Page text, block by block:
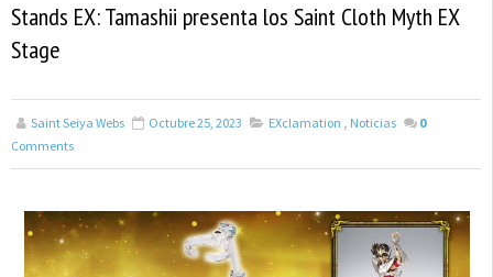
Stands EX: Tamashii presenta los Saint Cloth Myth EX
Stage
Saint Seiya Webs Octubre 25, 2023 EXclamation , Noticias
0
Comments